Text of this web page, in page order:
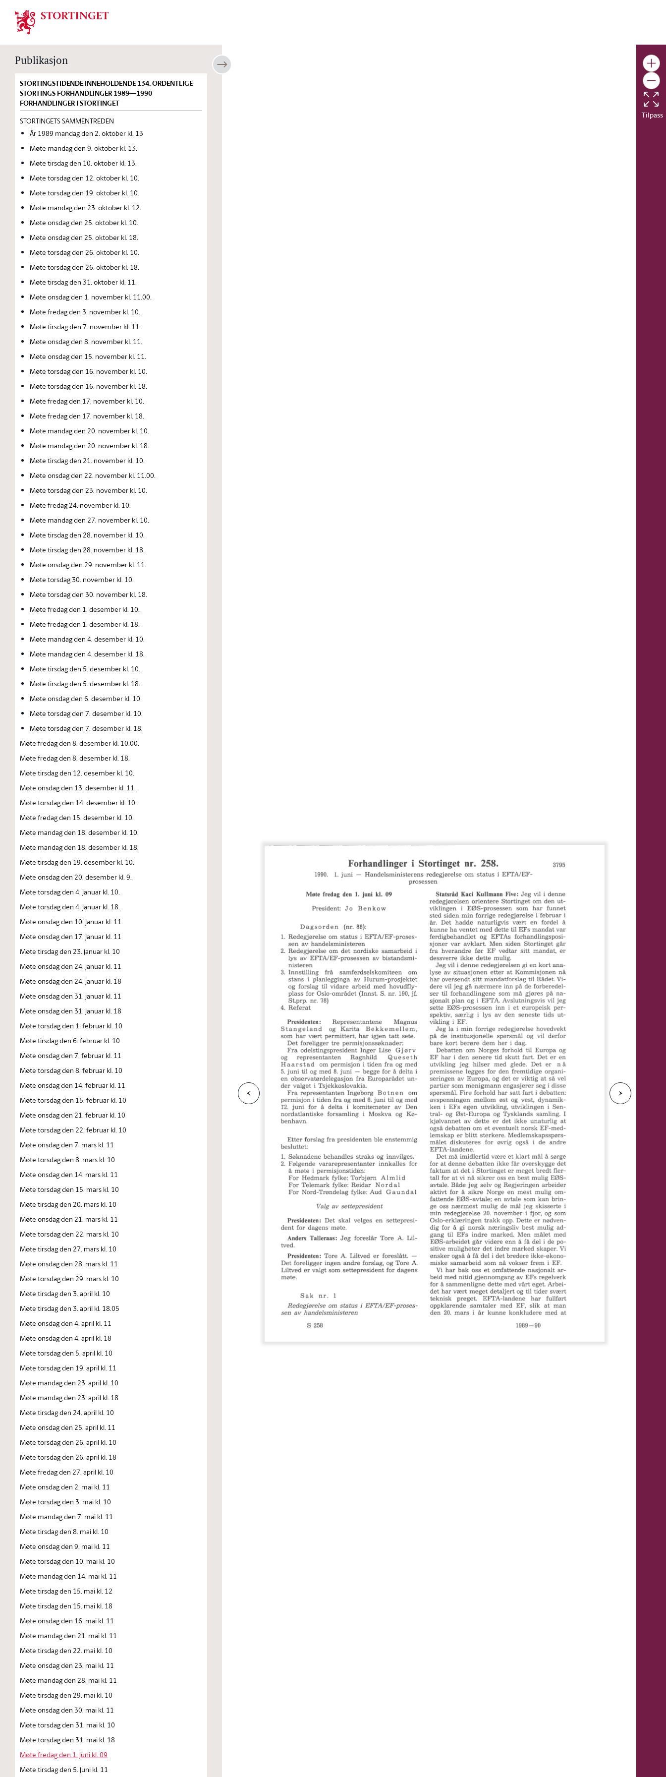
Stortinget.no
Publikasjon
STORTINGSTIDENDE INNEHOLDENDE 134. ORDENTLIGE
STORTINGS FORHANDLINGER 1989—1990
FORHANDLINGER I STORTINGET
STORTINGETS SAMMENTREDEN
År 1989 mandag den 2. oktober kl. 13
Møte mandag den 9. oktober kl. 13.
Møte tirsdag den 10. oktober kl. 13.
Møte torsdag den 12. oktober kl. 10.
Møte torsdag den 19. oktober kl. 10.
Møte mandag den 23. oktober kl. 12.
Møte onsdag den 25. oktober kl. 10.
Møte onsdag den 25. oktober kl. 18.
Møte torsdag den 26. oktober kl. 10.
Møte torsdag den 26. oktober kl. 18.
Møte tirsdag den 31. oktober kl. 11.
Møte onsdag den 1. november kl. 11.00.
Møte fredag den 3. november kl. 10.
Møte tirsdag den 7. november kl. 11.
Møte onsdag den 8. november kl. 11.
Møte onsdag den 15. november kl. 11.
Møte torsdag den 16. november kl. 10.
Møte torsdag den 16. november kl. 18.
Møte fredag den 17. november kl. 10.
Møte fredag den 17. november kl. 18.
Møte mandag den 20. november kl. 10.
Møte mandag den 20. november kl. 18.
Møte tirsdag den 21. november kl. 10.
Møte onsdag den 22. november kl. 11.00.
Møte torsdag den 23. november kl. 10.
Møte fredag 24. november kl. 10.
Møte mandag den 27. november kl. 10.
Møte tirsdag den 28. november kl. 10.
Møte tirsdag den 28. november kl. 18.
Møte onsdag den 29. november kl. 11.
Møte torsdag 30. november kl. 10.
Møte torsdag den 30. november kl. 18.
Møte fredag den 1. desember kl. 10.
Møte fredag den 1. desember kl. 18.
Møte mandag den 4. desember kl. 10.
Møte mandag den 4. desember kl. 18.
Møte tirsdag den 5. desember kl. 10.
Møte tirsdag den 5. desember kl. 18.
Møte onsdag den 6. desember kl. 10
Møte torsdag den 7. desember kl. 10.
Møte torsdag den 7. desember kl. 18.
Møte fredag den 8. desember kl. 10.00.
Møte fredag den 8. desember kl. 18.
Møte tirsdag den 12. desember kl. 10.
Møte onsdag den 13. desember kl. 11.
Møte torsdag den 14. desember kl. 10.
Møte fredag den 15. desember kl. 10.
Møte mandag den 18. desember kl. 10.
Møte mandag den 18. desember kl. 18.
Møte tirsdag den 19. desember kl. 10.
Møte onsdag den 20. desember kl. 9.
Møte torsdag den 4. januar kl. 10.
Møte torsdag den 4. januar kl. 18.
Møte onsdag den 10. januar kl. 11.
Møte onsdag den 17. januar kl. 11
Møte tirsdag den 23. januar kl. 10
Møte onsdag den 24. januar kl. 11
Møte onsdag den 24. januar kl. 18
Møte onsdag den 31. januar kl. 11
Møte onsdag den 31. januar kl. 18
Møte torsdag den 1. februar kl. 10
Møte tirsdag den 6. februar kl. 10
Møte onsdag den 7. februar kl. 11
Møte torsdag den 8. februar kl. 10
Møte onsdag den 14. februar kl. 11
Møte torsdag den 15. februar kl. 10
Møte onsdag den 21. februar kl. 10
Møte torsdag den 22. februar kl. 10
Møte onsdag den 7. mars kl. 11
Møte torsdag den 8. mars kl. 10
Møte onsdag den 14. mars kl. 11
Møte torsdag den 15. mars kl. 10
Møte tirsdag den 20. mars kl. 10
Møte onsdag den 21. mars kl. 11
Møte torsdag den 22. mars kl. 10
Møte tirsdag den 27. mars kl. 10
Møte onsdag den 28. mars kl. 11
Møte torsdag den 29. mars kl. 10
Møte tirsdag den 3. april kl. 10
Møte tirsdag den 3. april kl. 18.05
Møte onsdag den 4. april kl. 11
Møte onsdag den 4. april kl. 18
Møte torsdag den 5. april kl. 10
Møte torsdag den 19. april kl. 11
Møte mandag den 23. april kl. 10
Møte mandag den 23. april kl. 18
Møte tirsdag den 24. april kl. 10
Møte onsdag den 25. april kl. 11
Møte torsdag den 26. april kl. 10
Møte torsdag den 26. april kl. 18
Møte fredag den 27. april kl. 10
Møte onsdag den 2. mai kl. 11
Møte torsdag den 3. mai kl. 10
Møte mandag den 7. mai kl. 11
Møte tirsdag den 8. mai kl. 10
Møte onsdag den 9. mai kl. 11
Møte torsdag den 10. mai kl. 10
Møte mandag den 14. mai kl. 11
Møte tirsdag den 15. mai kl. 12
Møte tirsdag den 15. mai kl. 18
Møte onsdag den 16. mai kl. 11
Møte mandag den 21. mai kl. 11
Møte tirsdag den 22. mai kl. 10
Møte onsdag den 23. mai kl. 11
Møte mandag den 28. mai kl. 11
Møte tirsdag den 29. mai kl. 10
Møte onsdag den 30. mai kl. 11
Møte torsdag den 31. mai kl. 10
Møte torsdag den 31. mai kl. 18
Møte fredag den 1. juni kl. 09
Møte tirsdag den 5. juni kl. 11
F
o
rr
i
g
e
s
i
de N
e
s
t
e
s
i
d
e